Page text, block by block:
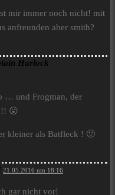
mir immer noch nicht! mit
anfreunden aber smith?
Harlock
… und Frogman, der
😮
kleiner als Batfleck ! 🙁
21.05.2016 um 18:16
gar nicht vor!